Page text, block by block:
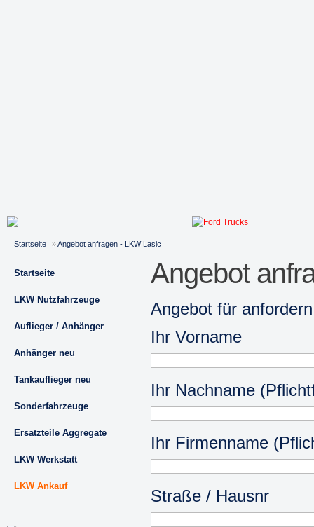
Startseite »Angebot anfragen - LKW Lasic
Startseite
LKW Nutzfahrzeuge
Auflieger / Anhänger
Anhänger neu
Tankauflieger neu
Sonderfahrzeuge
Ersatzteile Aggregate
LKW Werkstatt
LKW Ankauf
Angebot
Angebot für
Ihr Vorname
Ihr Nachname
Ihr Firmenname
Straße / Hausnr